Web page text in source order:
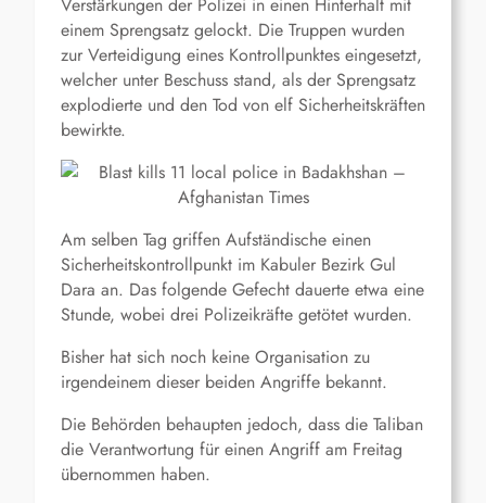
Verstärkungen der Polizei in einen Hinterhalt mit
einem Sprengsatz gelockt. Die Truppen wurden
zur Verteidigung eines Kontrollpunktes eingesetzt,
welcher unter Beschuss stand, als der Sprengsatz
explodierte und den Tod von elf Sicherheitskräften
bewirkte.
Am selben Tag griffen Aufständische einen
Sicherheitskontrollpunkt im Kabuler Bezirk Gul
Dara an. Das folgende Gefecht dauerte etwa eine
Stunde, wobei drei Polizeikräfte getötet wurden.
Bisher hat sich noch keine Organisation zu
irgendeinem dieser beiden Angriffe bekannt.
Die Behörden behaupten jedoch, dass die Taliban
die Verantwortung für einen Angriff am Freitag
übernommen haben.